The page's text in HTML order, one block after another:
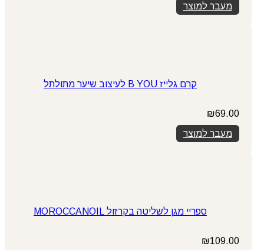
מעבר למוצר
קרם גלייז B YOU לעיצוב שיער מתולתל
₪69.00
מעבר למוצר
ספריי מגן לשליטה בקרזול MOROCCANOIL
₪109.00